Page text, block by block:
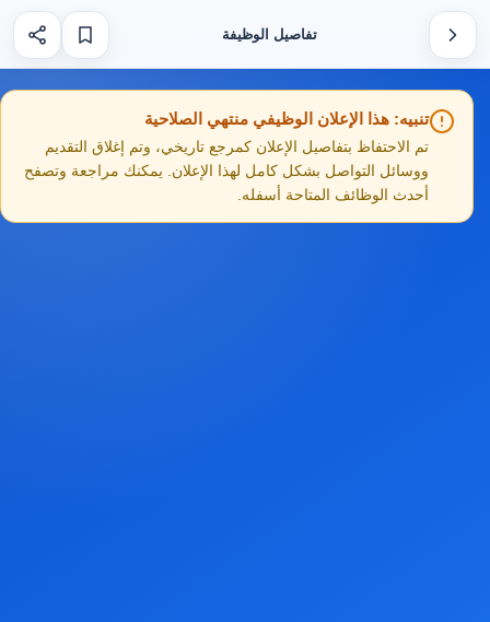
تفاصيل الوظيفة
تنبيه: هذا الإعلان الوظيفي منتهي الصلاحية
تم الاحتفاظ بتفاصيل الإعلان كمرجع تاريخي، وتم إغلاق التقديم
ووسائل التواصل بشكل كامل لهذا الإعلان. يمكنك مراجعة وتصفح
أحدث الوظائف المتاحة أسفله.